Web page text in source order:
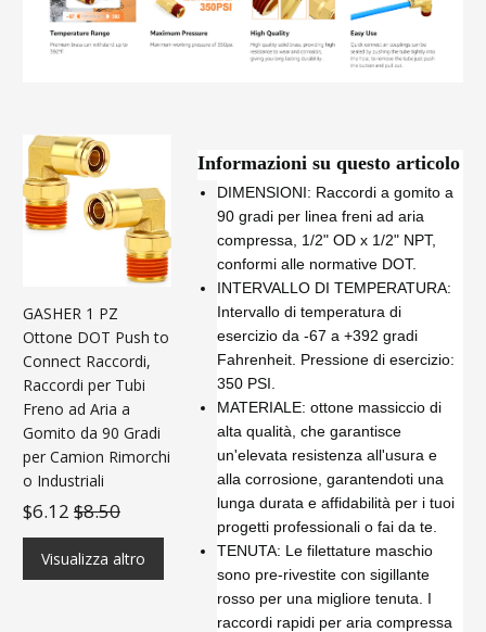
GASHER 1 PZ
Ottone DOT Push to
Connect Raccordi,
Raccordi per Tubi
Freno ad Aria a
Gomito da 90 Gradi
per Camion Rimorchi
o Industriali
$6.12 $8.50
Visualizza altro
Informazioni su questo articolo
DIMENSIONI: Raccordi a gomito a
90 gradi per linea freni ad aria
compressa, 1/2" OD x 1/2" NPT,
conformi alle normative DOT.
INTERVALLO DI TEMPERATURA:
Intervallo di temperatura di
esercizio da -67 a +392 gradi
Fahrenheit. Pressione di esercizio:
350 PSI.
MATERIALE: ottone massiccio di
alta qualità, che garantisce
un'elevata resistenza all'usura e
alla corrosione, garantendoti una
lunga durata e affidabilità per i tuoi
progetti professionali o fai da te.
TENUTA: Le filettature maschio
sono pre-rivestite con sigillante
rosso per una migliore tenuta. I
raccordi rapidi per aria compressa